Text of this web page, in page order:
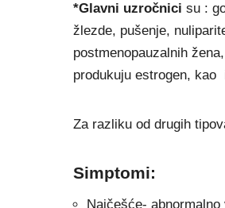
*Gl avni uzročnici su :
žlezde, pušenje,
postmenopauzalnih
produkuju estrogen, kao
Za razliku od drugih
Simptomi:
Najčešće-